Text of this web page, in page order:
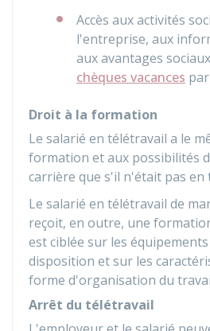
Accès aux activités
l'entreprise, aux
aux avantages
chèques vacances
Droit à la formation
Le salarié en télétravail a le
formation et aux possibilités
carrière que s'il n'était pas en
Le salarié en télétravail de
reçoit, en outre, une
est ciblée sur les
disposition et sur les
forme d'organisation du
Arrêt du télétravail